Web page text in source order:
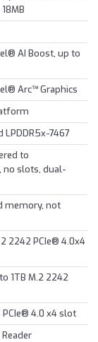
AI Boost, up to
Arc™ Graphics
LPDDR5x-7467
to
no slots, dual-
memory, not
2242 PCIe® 4.0x4
1TB M.2 2242
PCIe® 4.0 x4 slot